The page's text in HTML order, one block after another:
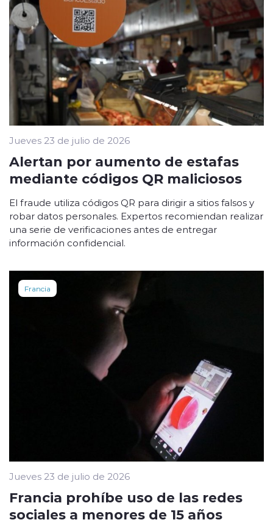
Jueves 23 de julio de 2026
Alertan por aumento de estafas
mediante códigos QR maliciosos
El fraude utiliza códigos QR para dirigir a sitios falsos y
robar datos personales. Expertos recomiendan realizar
una serie de verificaciones antes de entregar
información confidencial.
Francia
Jueves 23 de julio de 2026
Francia prohíbe uso de las redes
sociales a menores de 15 años